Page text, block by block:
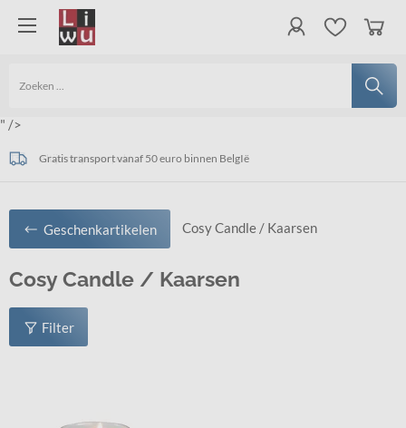
" />
Gratis transport vanaf 50 euro binnen BelgIë
Ook afhaling Mogelijk
Altijd netjes verpakt
Geschenkartikelen Cosy Candle / Kaarsen
Cosy Candle / Kaarsen
Filter